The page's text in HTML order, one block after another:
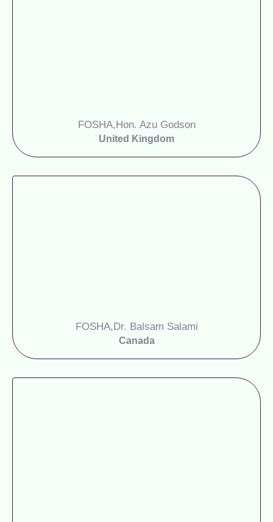
Hon. Azu Godson,
FOSHA
United Kingdom
Dr. Balsam Salami,
FOSHA
Canada